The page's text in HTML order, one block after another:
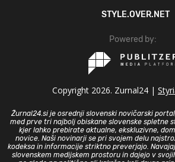
STYLE.OVER.NET
Powered by:
Copyright 2026. Zurnal24 |
Žurnal24.si je osrednji slovenski novičarski
med prve tri najbolj obiskane slovenske spletne
kjer lahko prebirate aktualne, ekskluzivne,
novice. Naši novinarji se pri svojem delu
kodeksa in informacije striktno preverjajo.
slovenskem medijskem prostoru in dajejo v